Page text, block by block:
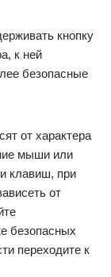
кнопку
к ней
безопасные
от характера
мыши или
клавиш, при
от
безопасных
переходите к